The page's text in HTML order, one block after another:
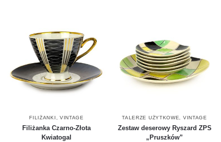
FILIŻANKI VINTAGE
Filiżanka Czarno-Złota
Kwiatogal
TALERZE UŻYTKOWE VINTAGE
Zestaw deserowy Ryszard ZPS
„Pruszków”